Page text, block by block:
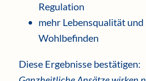
Regulation
mehr Lebensqualität und
Wohlbefinden
Diese Ergebnisse bestätigen: